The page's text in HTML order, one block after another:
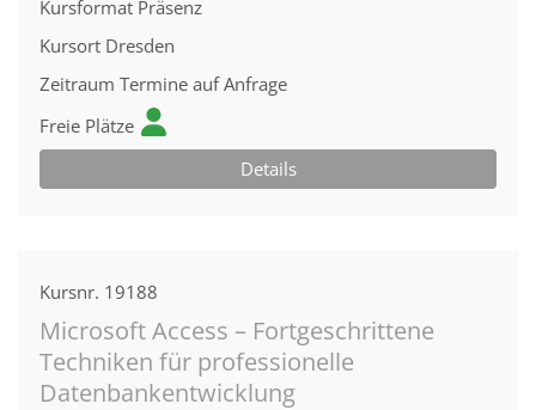
Kursformat Präsenz
Kursort Dresden
Zeitraum Termine auf Anfrage
Freie Plätze
Details
Kursnr. 19188
Microsoft Access – Fortgeschrittene
Techniken für professionelle
Datenbankentwicklung